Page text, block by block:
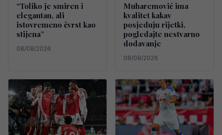
“Toliko je smiren i
elegantan, ali
istovremeno čvrst kao
stijena”
08/08/2026
Muharemović ima
kvalitet kakav
posjeduju rijetki,
pogledajte nestvarno
dodavanje
08/08/2026